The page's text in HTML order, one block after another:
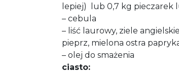
lepiej) lub 0,7 kg pieczarek
– cebula
– liść laurowy, ziele
pieprz, mielona ostra
– olej do smażenia
ciasto: